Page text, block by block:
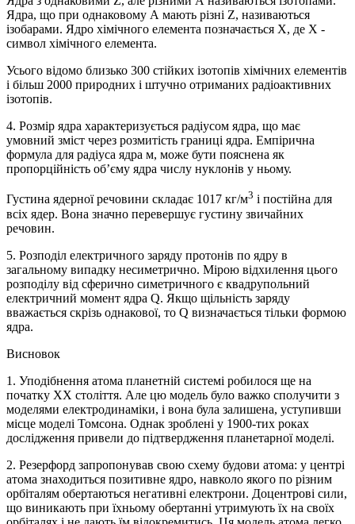
Ядра, що при однаковому А мають різні Z, називаються
ізобарами. Ядро хімічного елемента позначається X, де Х -
символ хімічного елемента.
Усього відомо близько 300 стійких ізотопів хімічних елементів
і більш 2000 природних і штучно отриманих радіоактивних
ізотопів.
4. Розмір ядра характеризується радіусом ядра, що має
умовний зміст через розмитість границі ядра. Емпірична
формула для радіуса ядра м, може бути пояснена як
пропорційність об’єму ядра числу нуклонів у ньому.
Густина ядерної речовини складає 1017 кг/м3 і постійна для
всіх ядер. Вона значно перевершує густину звичайних
речовин.
5. Розподіл електричного заряду протонів по ядру в
загальному випадку несиметрично. Мірою відхилення цього
розподілу від сферично симетричного є квадрупольний
електричний момент ядра Q. Якщо щільність заряду
вважається скрізь однакової, то Q визначається тільки формою
ядра.
Висновок
1. Уподібнення атома планетній системі робилося ще на
початку XX століття. Але цю модель було важко сполучити з
моделями електродинаміки, і вона була залишена, уступивши
місце моделі Томсона. Однак зроблені у 1900-тих роках
дослідження привели до підтвердження планетарної моделі.
2. Резерфорд запропонував свою схему будови атома: у центрі
атома знаходиться позитивне ядро, навколо якого по різним
орбіталям обертаються негативні електрони. Доцентрові сили,
що виникають при їхньому обертанні утримують їх на своїх